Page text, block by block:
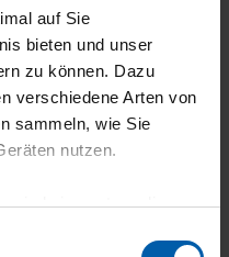
auf Sie
bieten und unser
zu können. Dazu
verschiedene Arten von
sammeln, wie Sie
nutzen.
sind eine notwendige
Family business